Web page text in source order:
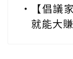
【倡議
就能大